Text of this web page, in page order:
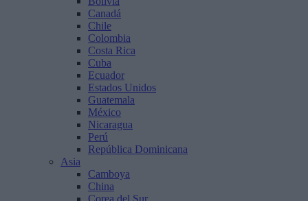
Canadá
Chile
Colombia
Costa Rica
Cuba
Ecuador
Estados Unidos
Guatemala
México
Nicaragua
Perú
República Dominicana
Asia
Camboya
China
Corea del Sur